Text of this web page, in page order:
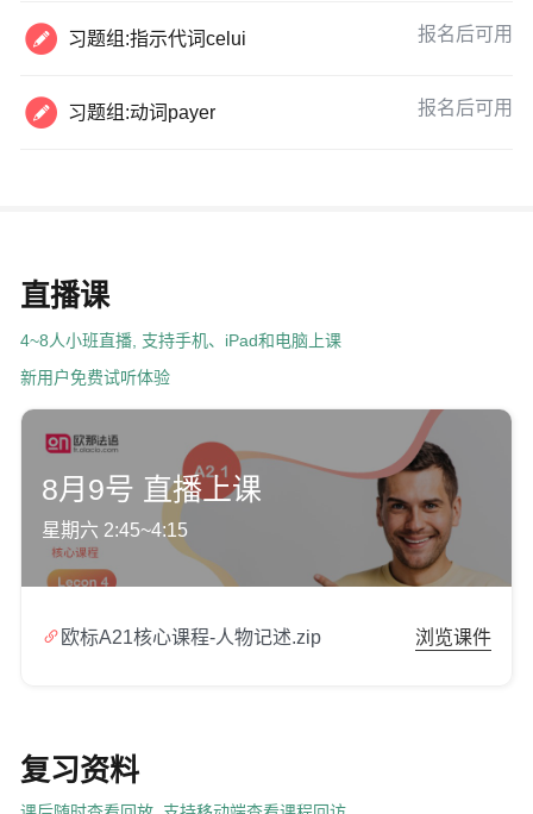
 习题组:指示代词celui 报名后可用
 习题组:动词payer 报名后可用
直播课
4~8人小班直播, 支持手机、iPad和电脑上课
新用户免费试听体验
8月9号 直播上课
星期六 2:45~4:15
 欧标A21核心课程-人物记述.zip 浏览课件
复习资料